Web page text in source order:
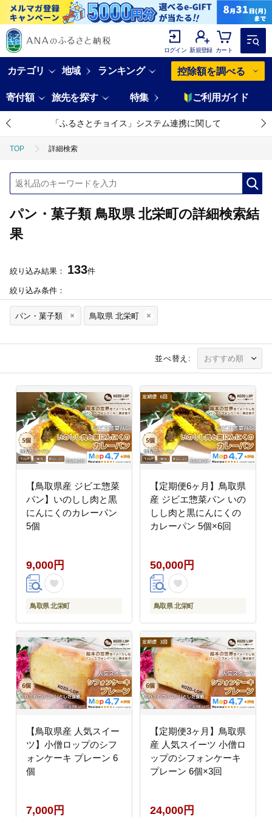
ログイン 新規登録 カート
カテゴリ 地域 ランキング 控除額を調べる
寄付額 旅先を探す 特集 ご利用ガイド
「ふるさとチョイス」システム連携に関して
TOP 詳細検索
パン・菓子類 鳥取県 北栄町の詳細検索結
果
絞り込み結果： 133件
絞り込み条件：
パン・菓子類 鳥取県 北栄町
並べ替え:
【鳥取県産 ジビエ惣菜
パン】いのしし肉と黒
にんにくのカレーパン
5個
9,000円
鳥取県 北栄町
【定期便6ヶ月】鳥取県
産 ジビエ惣菜パン いの
しし肉と黒にんにくの
カレーパン 5個×6回
50,000円
鳥取県 北栄町
【鳥取県産 人気スイー
ツ】小僧ロップのシフ
ォンケーキ プレーン 6
個
7,000円
【定期便3ヶ月】鳥取県
産 人気スイーツ 小僧ロ
ップのシフォンケーキ
プレーン 6個×3回
24,000円